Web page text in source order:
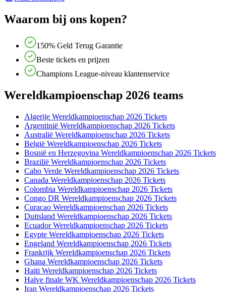
Waarom bij ons kopen?
150% Geld Terug Garantie
Beste tickets en prijzen
Champions League-niveau klantenservice
Wereldkampioenschap 2026 teams
Algerije Wereldkampioenschap 2026 Tickets
Argentinië Wereldkampioenschap 2026 Tickets
Australië Wereldkampioenschap 2026 Tickets
België Wereldkampioenschap 2026 Tickets
Bosnië en Herzegovina Wereldkampioenschap 2026 Tickets
Brazilië Wereldkampioenschap 2026 Tickets
Cabo Verde Wereldkampioenschap 2026 Tickets
Canada Wereldkampioenschap 2026 Tickets
Colombia Wereldkampioenschap 2026 Tickets
Congo DR Wereldkampioenschap 2026 Tickets
Curacao Wereldkampioenschap 2026 Tickets
Duitsland Wereldkampioenschap 2026 Tickets
Ecuador Wereldkampioenschap 2026 Tickets
Egypte Wereldkampioenschap 2026 Tickets
Engeland Wereldkampioenschap 2026 Tickets
Frankrijk Wereldkampioenschap 2026 Tickets
Ghana Wereldkampioenschap 2026 Tickets
Haiti Wereldkampioenschap 2026 Tickets
Halve finale WK Wereldkampioenschap 2026 Tickets
Iran Wereldkampioenschap 2026 Tickets